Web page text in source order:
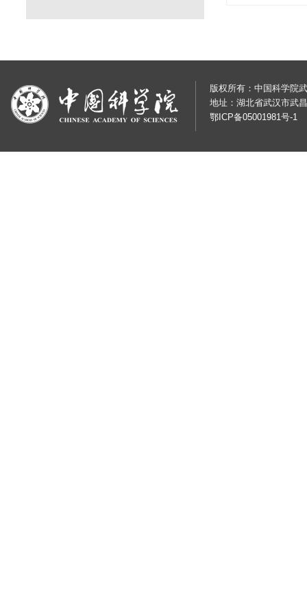
版权所有：中国科学院
地址：湖北省武汉市武
鄂ICP备05001981号-1